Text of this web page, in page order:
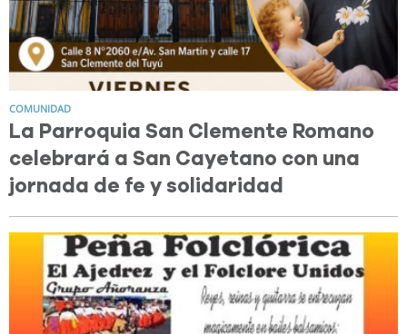
COMUNIDAD
La Parroquia San Clemente Romano
celebrará a San Cayetano con una
jornada de fe y solidaridad